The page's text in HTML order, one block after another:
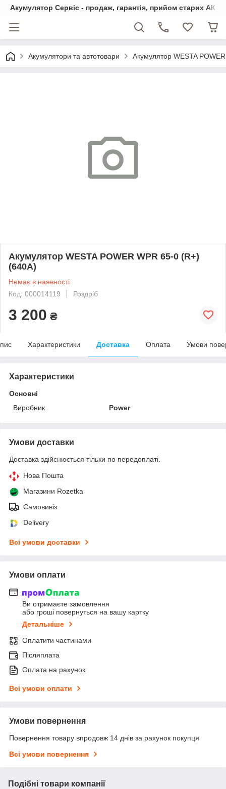
Акумулятор Сервіс - продаж, гарантія, прийом старих АКБ
Акумулятори та автотовари Акумулятор WESTA
Акумулятор WESTA POWER WPR 65-0 (R+)
(640А)
Немає в наявності
Код: 000014119
Роздріб
3 200 ₴
Характеристики Доставка Оплата Умови
Характеристики
Основні
Виробник
Power
Умови доставки
Доставка здійснюється тільки по передоплаті.
Нова Пошта
Магазини Rozetka
Самовивіз
Delivery
Всі умови доставки
Умови оплати
Ви отримаєте замовлення
або гроші повернуться на вашу картку
Детальніше
Оплатити частинами
Післяплата
Оплата на рахунок
Всі умови оплати
Умови повернення
Повернення товару впродовж 14 днів за рахунок покупця
Всі умови повернення
Подібні товари компанії